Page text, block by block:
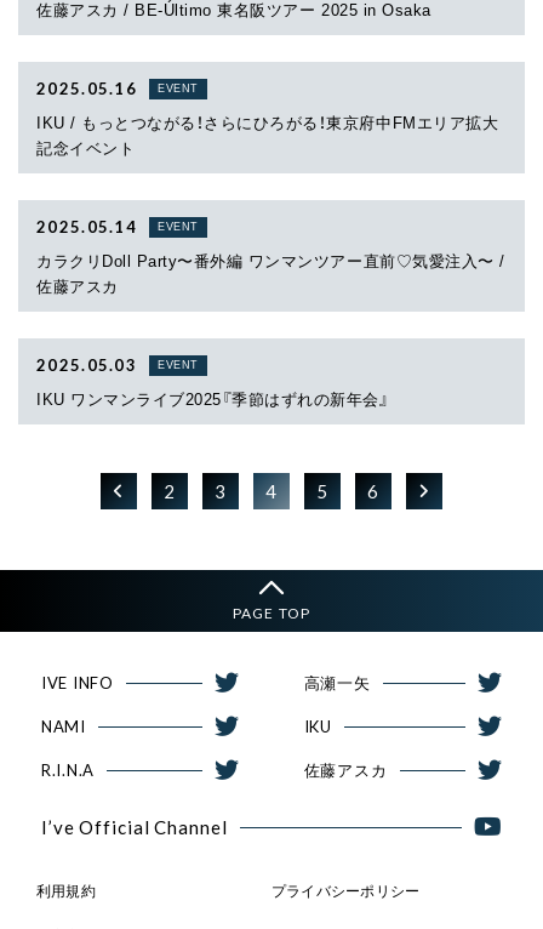
佐藤アスカ / BE-Último 東名阪ツアー 2025 in Osaka
2025.05.16 EVENT
IKU / もっとつながる！さらにひろがる！東京府中FMエリア拡大
記念イベント
2025.05.14 EVENT
カラクリDoll Party〜番外編 ワンマンツアー直前♡気愛注入〜 /
佐藤アスカ
2025.05.03 EVENT
IKU ワンマンライブ2025『季節はずれの新年会』
2 3 4 5 6
PAGE TOP
IVE INFO 高瀬一矢
NAMI IKU
R.I.N.A 佐藤アスカ
I’ve Official Channel
利用規約 プライバシーポリシー